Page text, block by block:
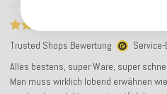
Trusted Shops Bewertung
Alles bestens, super Ware, super
Man muss wirklich lobend erwähnen